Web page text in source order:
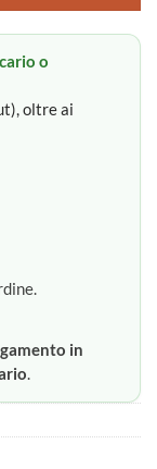
o
oltre ai
in
.